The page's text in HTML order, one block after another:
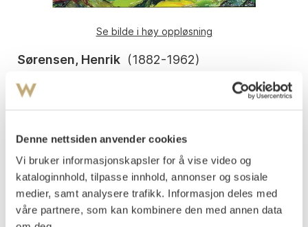
Denne nettsiden anvender cookies
Vi bruker informasjonskapsler for å vise video og
kataloginnhold, tilpasse innhold, annonser og sosiale
medier, samt analysere trafikk. Informasjon deles med
våre partnere, som kan kombinere den med annen data
Se bilde i høy oppløsning
Sørensen, Henrik (1882-1962)
Påtegnet med tittel og signert på baksiden, på
blindrammen.
Vurdering
NOK 50 000–70 000